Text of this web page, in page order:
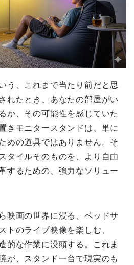
う、これまで当たり前だと思
れたとき、あなたの部屋がい
か、その可能性を感じていた
きモニタースタンドは、単に
めの道具ではありません。そ
タイルそのものを、より自由
するための、強力なソリュー
映画の世界に浸る、ベッドサ
トのライブ映像を楽しむ、
的な作業に没頭する。これま
が、スタンド一台で現実のも